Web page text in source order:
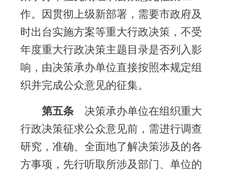
作。因贯彻上级新部署，需要市政府及
时出台实施方案等重大行政决策，不受
年度重大行政决策主题目录是否列入影
响，由决策承办单位直接按照本规定组
织并完成公众意见的征集。
第五条 决策承办单位在组织重大
行政决策征求公众意见前，需进行调查
研究，准确、全面地了解决策涉及的各
方事项，先行听取所涉及部门、单位的